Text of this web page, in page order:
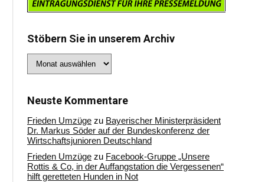
Stöbern Sie in unserem Archiv
Sie
Archiv
Neuste Kommentare
Frieden Umzüge zu Bayerischer Ministerpräsident
Dr. Markus Söder auf der Bundeskonferenz der
Wirtschaftsjunioren Deutschland
Frieden Umzüge zu Facebook-Gruppe „Unsere
Rottis & Co, in der Auffangstation die Vergessenen“
hilft geretteten Hunden in Not